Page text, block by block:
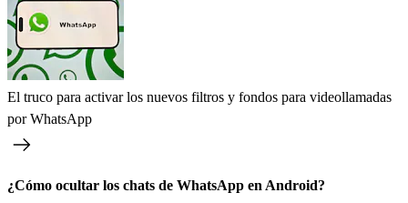
El truco para activar los nuevos filtros y fondos para videollamadas
por WhatsApp
¿Cómo ocultar los chats de WhatsApp en Android?